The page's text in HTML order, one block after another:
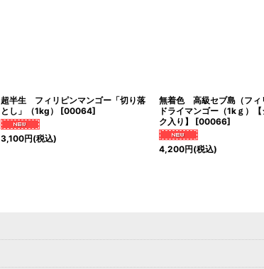
超半生 フィリピンマンゴー「切り落
とし」（1kg）
[00064]
3,100円(税込)
無着色 高級セブ島（フィ
ドライマンゴー（1kｇ）
ク入り】
[00066]
4,200円(税込)